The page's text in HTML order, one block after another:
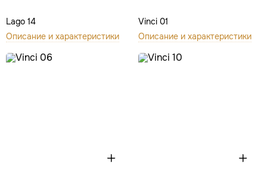
Lago 14
Описание и характеристики
Vinci 01
Описание и характеристики